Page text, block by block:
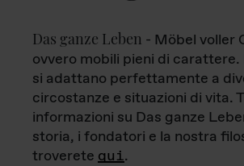
Das ganze Leben - Möbel voller
ovvero mobili pieni di carattere.
si adattano perfettamente a
circostanze e situazioni di vita.
informazioni su Das ganze
storia, i fondatori e la nostra
troverete qui.